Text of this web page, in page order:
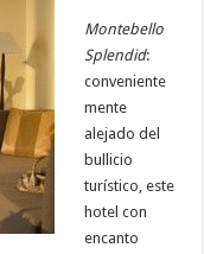
Montebello
Splendid:
conveniente
mente
alejado del
bullicio
turístico, este
hotel con
encanto